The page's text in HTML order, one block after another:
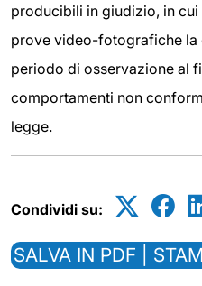
producibili in giudizio, in
prove video-fotografiche la
periodo di osservazione al
comportamenti non
legge.
Condividi su:
SALVA IN PDF |